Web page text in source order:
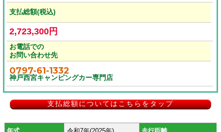
支払総額(税込)
2,723,300円
お電話での
お問い合わせ先
0797-61-1332
神戸西宮キャンピングカー専門店
支払総額についてはこちらをタップ